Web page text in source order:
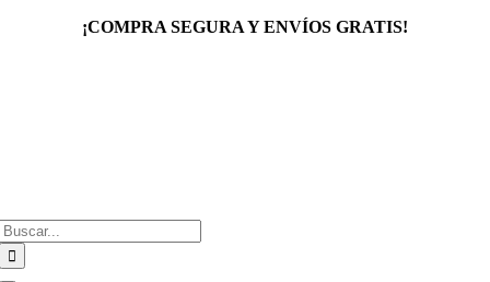
¡COMPRA SEGURA Y ENVÍOS GRATIS!